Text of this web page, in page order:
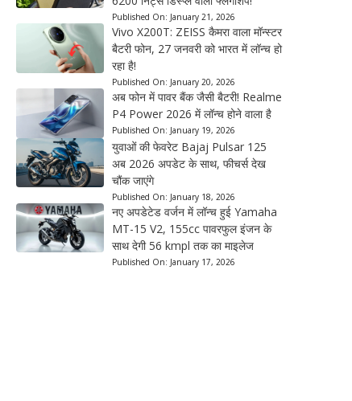
Published On: January 21, 2026
Vivo X200T: ZEISS कैमरा वाला मॉन्स्टर
बैटरी फोन, 27 जनवरी को भारत में लॉन्च हो
रहा है!
Published On: January 20, 2026
अब फोन में पावर बैंक जैसी बैटरी! Realme
P4 Power 2026 में लॉन्च होने वाला है
Published On: January 19, 2026
युवाओं की फेवरेट Bajaj Pulsar 125
अब 2026 अपडेट के साथ, फीचर्स देख
चौंक जाएंगे
Published On: January 18, 2026
नए अपडेटेड वर्जन में लॉन्च हुई Yamaha
MT-15 V2, 155cc पावरफुल इंजन के
साथ देगी 56 kmpl तक का माइलेज
Published On: January 17, 2026